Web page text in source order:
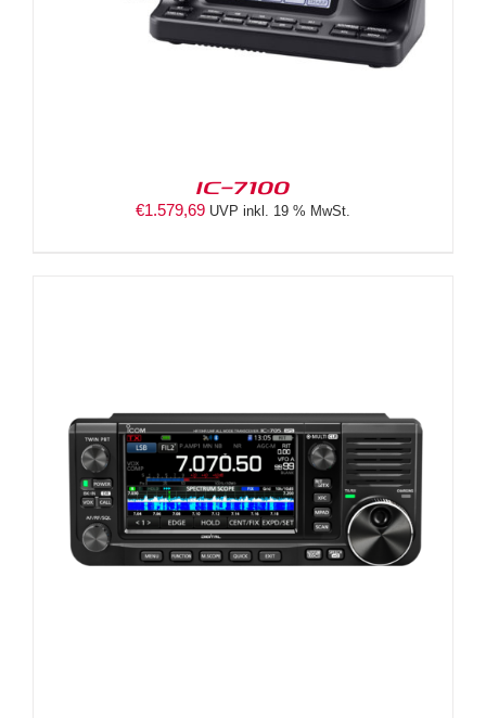
IC-7100
€1.579,69 UVP inkl. 19 % MwSt.